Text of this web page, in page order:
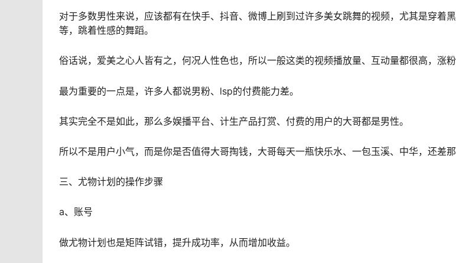
对于多数男性来说，应该都有在快手、抖音、微博上刷到过许多美女跳舞的视频，尤其是穿着
等，跳着性感的舞蹈。
俗话说，爱美之心人皆有之，何况人性色也，所以一般这类的视频播放量、互动量都很高，涨粉
最为重要的一点是，许多人都说男粉、lsp的付费能力差。
其实完全不是如此，那么多娱播平台、计生产品打赏、付费的用户的大哥都是男性。
所以不是用户小气，而是你是否值得大哥掏钱，大哥每天一瓶快乐水、一包玉溪、中华，还差那
三、尤物计划的操作步骤
a、账号
做尤物计划也是矩阵试错，提升成功率，从而增加收益。